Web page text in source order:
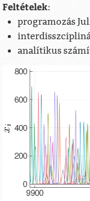
Feltételek:
programozás
analítikus